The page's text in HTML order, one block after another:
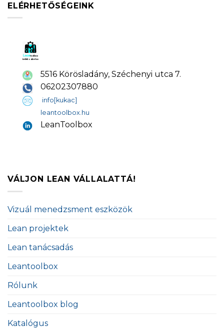
ELÉRHETŐSÉGEINK
5516 Körösladány, Széchenyi utca 7.
06202307880
info[kukac]
leantoolbox.hu
LeanToolbox
VÁLJON LEAN VÁLLALATTÁ!
Vizuál menedzsment eszközök
Lean projektek
Lean tanácsadás
Leantoolbox
Rólunk
Leantoolbox blog
Katalógus